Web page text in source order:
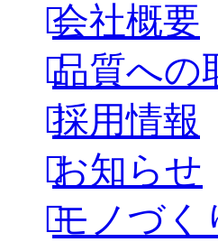
会社概要
品質への
採用情報
お知らせ
モノづく